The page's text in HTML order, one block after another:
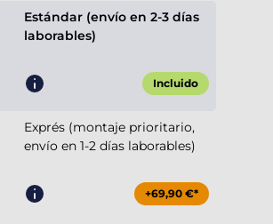
Estándar (envío en 2-3 días
laborables)
Incluido
Exprés (montaje prioritario,
envío en 1-2 días laborables)
+69,90 €*